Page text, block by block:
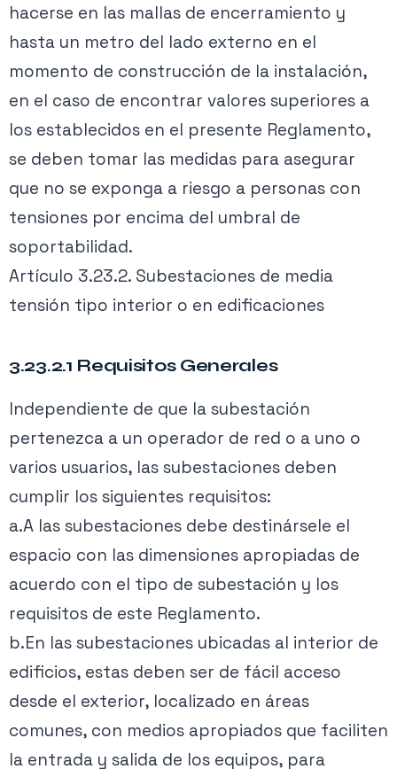
hacerse en las mallas de encerramiento y
hasta un metro del lado externo en el
momento de construcción de la instalación,
en el caso de encontrar valores superiores a
los establecidos en el presente Reglamento,
se deben tomar las medidas para asegurar
que no se exponga a riesgo a personas con
tensiones por encima del umbral de
soportabilidad.
Artículo 3.23.2. Subestaciones de media
tensión tipo interior o en edificaciones
3.23.2.1 Requisitos Generales
Independiente de que la subestación
pertenezca a un operador de red o a uno o
varios usuarios, las subestaciones deben
cumplir los siguientes requisitos:
a.A las subestaciones debe destinársele el
espacio con las dimensiones apropiadas de
acuerdo con el tipo de subestación y los
requisitos de este Reglamento.
b.En las subestaciones ubicadas al interior de
edificios, estas deben ser de fácil acceso
desde el exterior, localizado en áreas
comunes, con medios apropiados que faciliten
la entrada y salida de los equipos, para